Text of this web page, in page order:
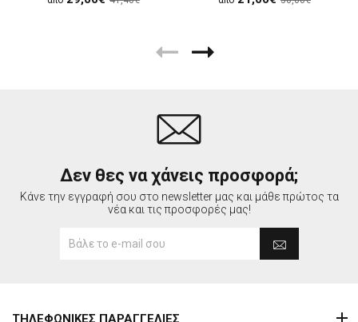
Δεν θες να χάνεις προσφορά;
Κάνε την εγγραφή σου στο newsletter μας και μάθε πρώτος τα
νέα και τις προσφορές μας!
ΤΗΛΕΦΩΝΙΚΕΣ ΠΑΡΑΓΓΕΛΙΕΣ